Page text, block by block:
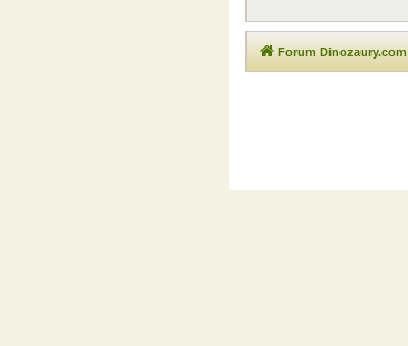
Forum Dinozaury.com